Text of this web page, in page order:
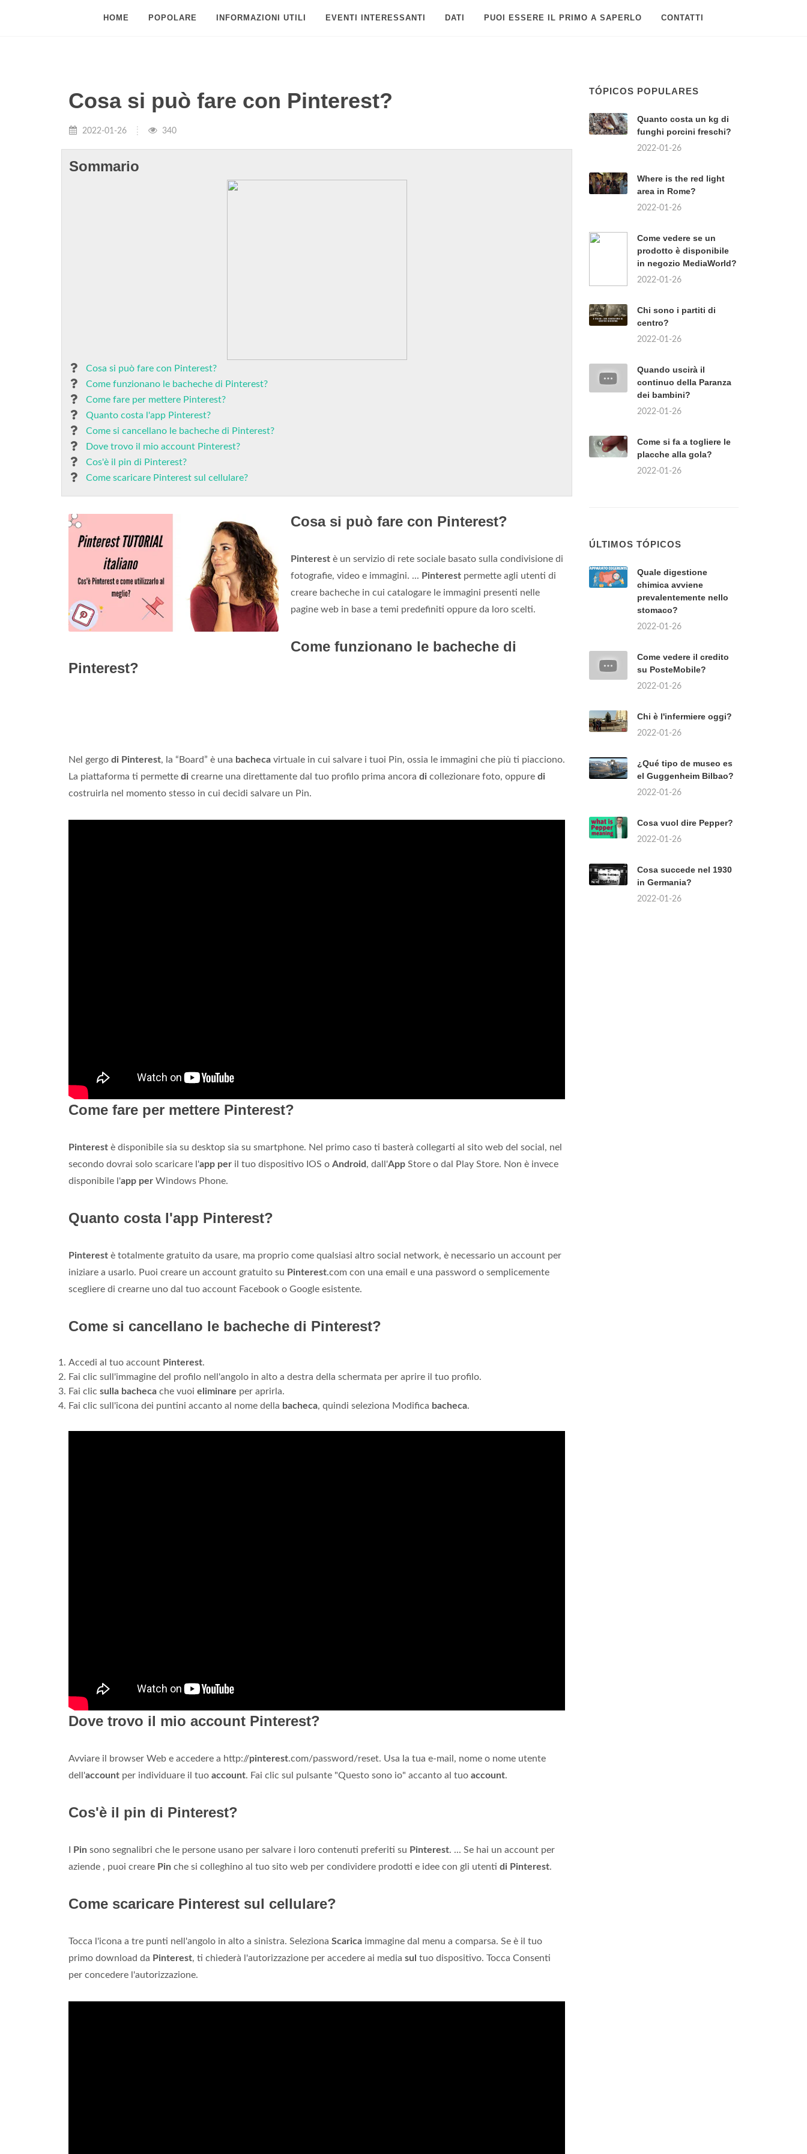
HOME POPOLARE INFORMAZIONI UTILI EVENTI INTERESSANTI DATI PUOI ESSERE IL PRIMO A SAPERLO CONTATTI
Cosa si può fare con Pinterest?
2022-01-26 340
Sommario
Cosa si può fare con Pinterest?
Come funzionano le bacheche di Pinterest?
Come fare per mettere Pinterest?
Quanto costa l'app Pinterest?
Come si cancellano le bacheche di Pinterest?
Dove trovo il mio account Pinterest?
Cos'è il pin di Pinterest?
Come scaricare Pinterest sul cellulare?
Cosa si può fare con Pinterest?
Pinterest è un servizio di rete sociale basato sulla condivisione di
fotografie, video e immagini. ... Pinterest permette agli utenti di
creare bacheche in cui catalogare le immagini presenti nelle
pagine web in base a temi predefiniti oppure da loro scelti.
Come funzionano le bacheche di
Pinterest?
Nel gergo di Pinterest, la “Board” è una bacheca virtuale in cui salvare i tuoi Pin, ossia le immagini che più ti piacciono.
La piattaforma ti permette di crearne una direttamente dal tuo profilo prima ancora di collezionare foto, oppure di
costruirla nel momento stesso in cui decidi salvare un Pin.
Come fare per mettere Pinterest?
Pinterest è disponibile sia su desktop sia su smartphone. Nel primo caso ti basterà collegarti al sito web del social, nel
secondo dovrai solo scaricare l'app per il tuo dispositivo IOS o Android , dall'App Store o dal Play Store. Non è invece
disponibile l'app per Windows Phone.
Quanto costa l'app Pinterest?
Pinterest è totalmente gratuito da usare, ma proprio come qualsiasi altro social network, è necessario un account per
iniziare a usarlo. Puoi creare un account gratuito su Pinterest.com con una email e una password o semplicemente
scegliere di crearne uno dal tuo account Facebook o Google esistente.
Come si cancellano le bacheche di Pinterest?
Accedi al tuo account Pinterest.
Fai clic sull'immagine del profilo nell'angolo in alto a destra della schermata per aprire il tuo profilo.
Fai clic sulla bacheca che vuoi eliminare per aprirla.
Fai clic sull'icona dei puntini accanto al nome della bacheca, quindi seleziona Modifica bacheca.
Dove trovo il mio account Pinterest?
Avviare il browser Web e accedere a http://pinterest.com/password/reset. Usa la tua e-mail, nome o nome utente
dell'account per individuare il tuo account. Fai clic sul pulsante "Questo sono io" accanto al tuo account.
Cos'è il pin di Pinterest?
Pin sono segnalibri che le persone usano per salvare i loro contenuti preferiti su Pinterest. ... Se hai un account per
aziende , puoi creare Pin che si colleghino al tuo sito web per condividere prodotti e idee con gli utenti di Pinterest.
Come scaricare Pinterest sul cellulare?
Tocca l'icona a tre punti nell'angolo in alto a sinistra. Seleziona Scarica immagine dal menu a comparsa. Se è il tuo
primo download da Pinterest, ti chiederà l'autorizzazione per accedere ai media sul tuo dispositivo. Tocca Consenti
per concedere l'autorizzazione.
TÓPICOS POPULARES
Quanto costa un kg di
funghi porcini freschi?
2022-01-26
Where is the red light
area in Rome?
2022-01-26
Come vedere se un
prodotto è disponibile
in negozio MediaWorld?
2022-01-26
Chi sono i partiti di
centro?
2022-01-26
Quando uscirà il
continuo della Paranza
dei bambini?
2022-01-26
Come si fa a togliere le
placche alla gola?
2022-01-26
ÚLTIMOS TÓPICOS
Quale digestione
chimica avviene
prevalentemente nello
stomaco?
2022-01-26
Come vedere il credito
su PosteMobile?
2022-01-26
Chi è l'infermiere oggi?
2022-01-26
¿Qué tipo de museo es
el Guggenheim Bilbao?
2022-01-26
Cosa vuol dire Pepper?
2022-01-26
Cosa succede nel 1930
in Germania?
2022-01-26